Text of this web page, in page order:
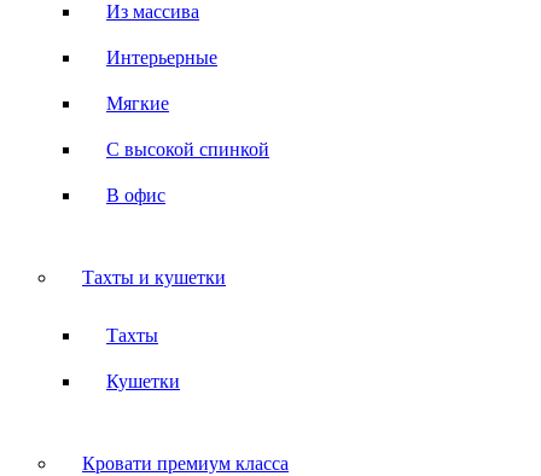
Из массива
Интерьерные
Мягкие
С высокой спинкой
В офис
Тахты и кушетки
Тахты
Кушетки
Кровати премиум класса